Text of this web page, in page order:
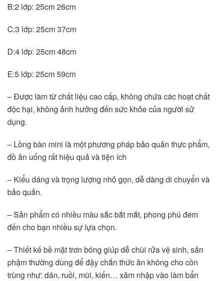
B:2 lớp: 25cm 26cm
C:3 lớp: 25cm 37cm
D:4 lớp: 25cm 48cm
E:5 lớp: 25cm 59cm
– Được làm từ chất liệu cao cấp, không chứa các hoạt chất
độc hại, không ảnh hưởng đến sức khỏe của người sử
dụng.
– Lồng bàn mini là một phương pháp bảo quản thực phẩm,
đồ ăn uống rất hiệu quả và tiện ích
– Kiểu dáng và trọng lượng nhỏ gọn, dễ dàng di chuyển và
bảo quản.
– Sản phẩm có nhiều màu sắc bắt mắt, phong phú đem
đến cho bạn nhiều sự lựa chọn.
– Thiết kế bề mặt trơn bóng giúp dễ chùi rửa vệ sinh, sản
phậm thường dùng để đậy chắn thức ăn không cho cồn
trùng như: dán, ruồi, mũi, kiến… xăm nhập vào làm bẩn